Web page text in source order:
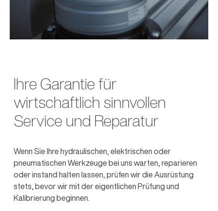
Ihre Garantie für
wirtschaftlich sinnvollen
Service und Reparatur
Wenn Sie Ihre hydraulischen, elektrischen oder
pneumatischen Werkzeuge bei uns warten, reparieren
oder instand halten lassen, prüfen wir die Ausrüstung
stets, bevor wir mit der eigentlichen Prüfung und
Kalibrierung beginnen.